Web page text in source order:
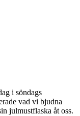
i söndags
vad vi bjudna
julmustflaska åt oss.